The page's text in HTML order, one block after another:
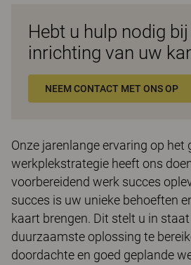
Hebt u hulp nodig
inrichting van uw
NEEM CONTACT MET ONS OP
Onze jarenlange ervaring op het
werkplekstrategie heeft ons
voorbereidend werk succes
succes is uw unieke behoeften
kaart brengen. Dit stelt u in
duurzaamste oplossing te
doordachte en goed geplande